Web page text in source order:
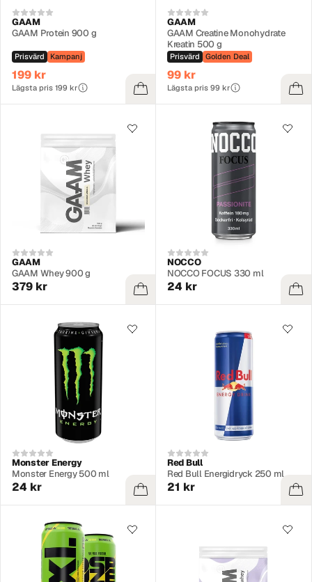
GAAM
GAAM Protein 900 g
Prisvärd Kampanj
199 kr
Lägsta pris 199 kr
GAAM
GAAM Creatine Monohydrate
Kreatin 500 g
Prisvärd Golden Deal
99 kr
Lägsta pris 99 kr
GAAM
GAAM Whey 900 g
379 kr
NOCCO
NOCCO FOCUS 330 ml
24 kr
Monster Energy
Monster Energy 500 ml
24 kr
Red Bull
Red Bull Energidryck 250 ml
21 kr